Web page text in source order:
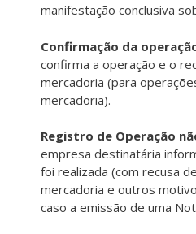
manifestação conclusiva
Confirmação da
confirma a operação e o
mercadoria (para
mercadoria).
Registro de Operação
empresa destinatária
foi realizada (com recusa
mercadoria e outros
caso a emissão de uma